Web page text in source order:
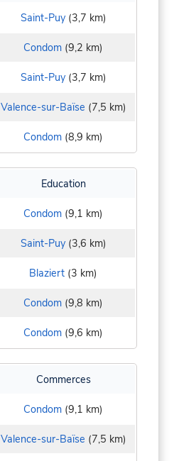
Saint-Puy(3,7 km)
Condom (9,2 km)
Saint-Puy(3,7 km)
Valence-sur-Baïse (7,5 km)
Condom (8,9 km)
Education
Condom (9,1 km)
Saint-Puy(3,6 km)
Blaziert (3 km)
Condom (9,8 km)
Condom (9,6 km)
Commerces
Condom (9,1 km)
Valence-sur-Baïse (7,5 km)